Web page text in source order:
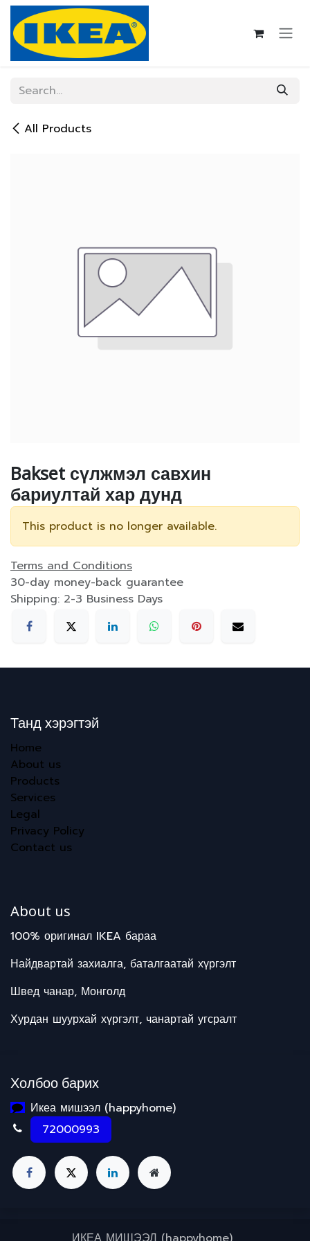
Skip to Content
All Products
Bakset сүлжмэл савхин
бариултай хар дунд
This product is no longer available.
Terms and Conditions
30-day money-back guarantee
Shipping: 2-3 Business Days
Танд хэрэгтэй
Home
About us
Products
Services
Legal
Privacy Policy
Contact us
About us
100% оригинал IKEA бараа
Найдвартай захиалга, баталгаатай хүргэлт
Швед чанар, Монголд
Хурдан шуурхай хүргэлт, чанартай угсралт
Холбоо барих
Икеа мишээл (happyhome)
72000993